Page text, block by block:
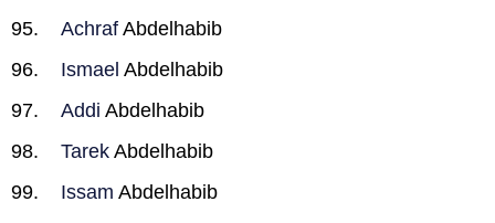
Achraf Abdelhabib
Ismael Abdelhabib
Addi Abdelhabib
Tarek Abdelhabib
Issam Abdelhabib